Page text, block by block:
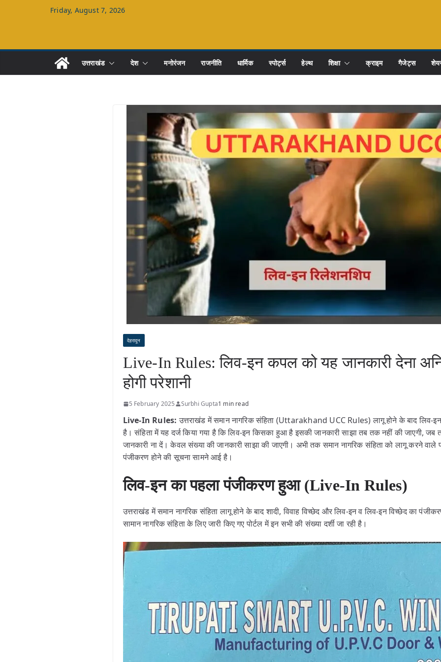
Friday, August 7, 2026
उत्तराखंड देश मनोरंजन राजनीति धार्मिक स्पोर्ट्स हेल्थ शिक्षा क्राइम गैजेट्स
देहरादून
Live-In Rules: लिव-इन कपल को यह जानकारी देना
होगी परेशानी
5 February 2025 Surbhi Gupta1 min read
Live-In Rules: उत्तराखंड में समान नागरिक संहिता (Uttarakhand UCC Rules) लागू होने के बाद लिव-
है। संहिता में यह दर्ज किया गया है कि लिव-इन किसका हुआ है इसकी जानकारी साझा तब तक नहीं की जाएगी, जब
जानकारी ना दें। केवल संख्या की जानकारी साझा की जाएगी। अभी तक समान नागरिक संहिता को लागू करने वाले
पंजीकरण होने की सूचना सामने आई है।
लिव-इन का पहला पंजीकरण हुआ (Live-In Rules)
उत्तराखंड में समान नागरिक संहिता लागू होने के बाद शादी, विवाह विच्छेद और लिव-इन व लिव-इन विच्छेद का
सामान नागरिक संहिता के लिए जारी किए गए पोर्टल में इन सभी की संख्या दर्शी जा रही है।